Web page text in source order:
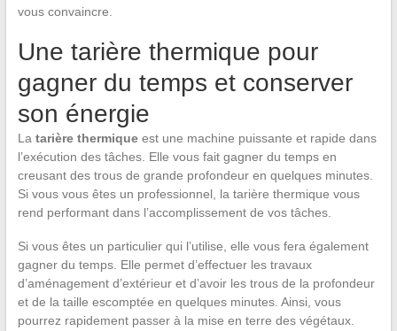
vous convaincre.
Une tarière thermique pour
gagner du temps et conserver
son énergie
La tarière thermiqueest une machine puissante et rapide dans
l’exécution des tâches. Elle vous fait gagner du temps en
creusant des trous de grande profondeur en quelques minutes.
Si vous vous êtes un professionnel, la tarière thermique vous
rend performant dans l’accomplissement de vos tâches.
Si vous êtes un particulier qui l’utilise, elle vous fera également
gagner du temps. Elle permet d’effectuer les travaux
d’aménagement d’extérieur et d’avoir les trous de la profondeur
et de la taille escomptée en quelques minutes. Ainsi, vous
pourrez rapidement passer à la mise en terre des végétaux.